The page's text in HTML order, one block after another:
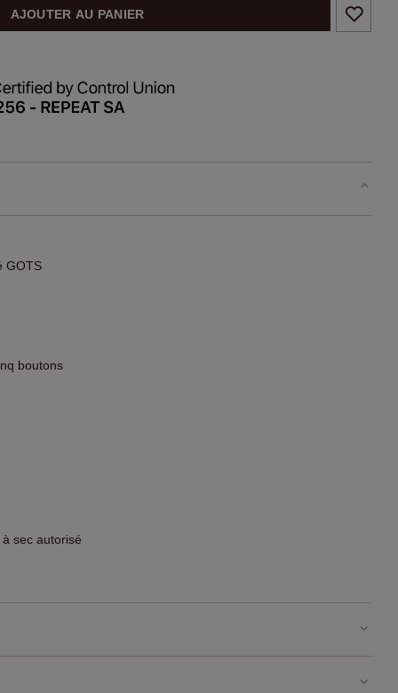
AJOUTER AU PANIER
GOTS
boutons
sec autorisé